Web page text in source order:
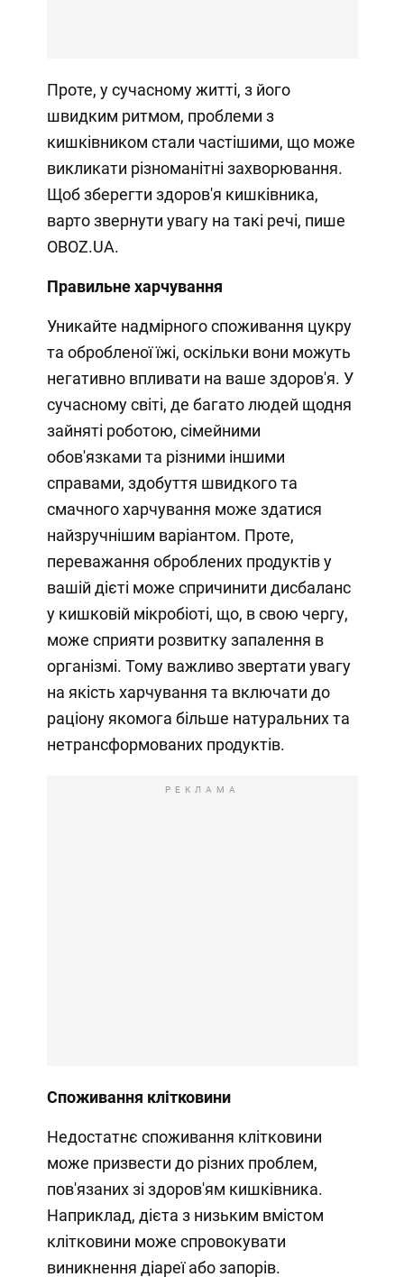
Проте, у сучасному житті, з його
швидким ритмом, проблеми з
кишківником стали частішими, що може
викликати різноманітні захворювання.
Щоб зберегти здоров'я кишківника,
варто звернути увагу на такі речі, пише
OBOZ.UA.
Правильне харчування
Уникайте надмірного споживання цукру
та обробленої їжі, оскільки вони можуть
негативно впливати на ваше здоров'я. У
сучасному світі, де багато людей щодня
зайняті роботою, сімейними
обов'язками та різними іншими
справами, здобуття швидкого та
смачного харчування може здатися
найзручнішим варіантом. Проте,
переважання оброблених продуктів у
вашій дієті може спричинити дисбаланс
у кишковій мікробіоті, що, в свою чергу,
може сприяти розвитку запалення в
організмі. Тому важливо звертати увагу
на якість харчування та включати до
раціону якомога більше натуральних та
нетрансформованих продуктів.
РЕКЛАМА
Споживання клітковини
Недостатнє споживання клітковини
може призвести до різних проблем,
пов'язаних зі здоров'ям кишківника.
Наприклад, дієта з низьким вмістом
клітковини може спровокувати
виникнення діареї або запорів.